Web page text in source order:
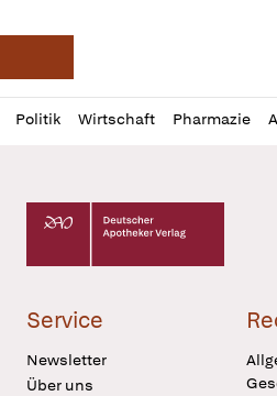
Deutsche Apotheker
Politik Wirtschaft Pharmazie
Profil
öffnen
Daz
Pur
Deutscher Apotheker Verlag
Service
Newsletter
Über uns